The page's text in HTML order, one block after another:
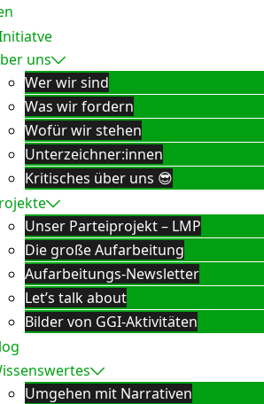
uns
Wer wir sind
Was wir fordern
Wofür wir stehen
Unterzeichner:innen
Kritisches über uns 😎
Unser Parteiprojekt – LMP
Die große Aufarbeitung
Aufarbeitungs-Newsletter
Let’s talk about
Bilder von GGI-Aktivitäten
Umgehen mit Narrativen